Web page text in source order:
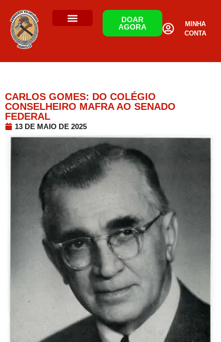
DOAR
AGORA
MINHA
CONTA
CARLOS GOMES: DO COLÉGIO
CONSELHEIRO MAFRA AO SENADO
FEDERAL
13 DE MAIO DE 2025